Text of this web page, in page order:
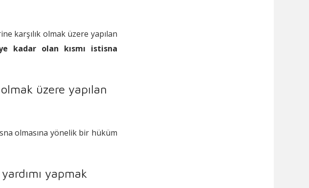
karşılık olmak üzere yapılan
kadar olan kısmı istisna
üzere yapılan
olmasına yönelik bir hüküm
yapmak